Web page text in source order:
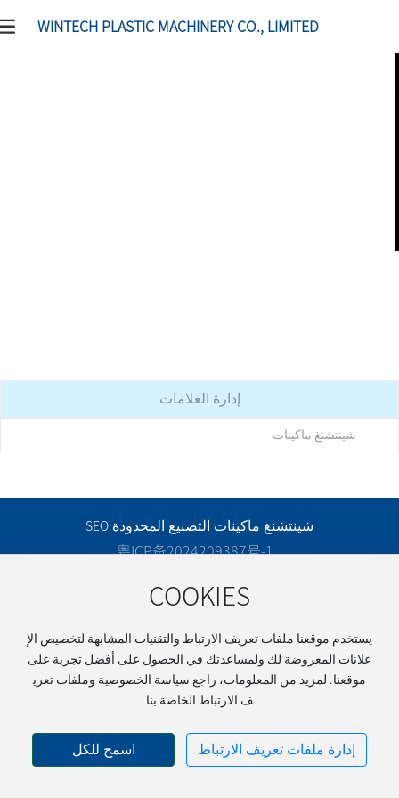
WINTECH PLASTIC MACHINERY CO., LIMITED
إدارة العلامات
شينتشنغ ماكينات
شينتشنغ ماكينات التصنيع المحدودة SEO
粤ICP备2024209387号-1
COOKIES
يستخدم موقعنا ملفات تعريف الارتباط والتقنيات المشابهة لتخصيص الإ
علانات المعروضة لك ولمساعدتك في الحصول على أفضل تجربة على
موقعنا. لمزيد من المعلومات، راجع سياسة الخصوصية وملفات تعري
ف الارتباط الخاصة بنا
إدارة ملفات تعريف الارتباط اسمح للكل